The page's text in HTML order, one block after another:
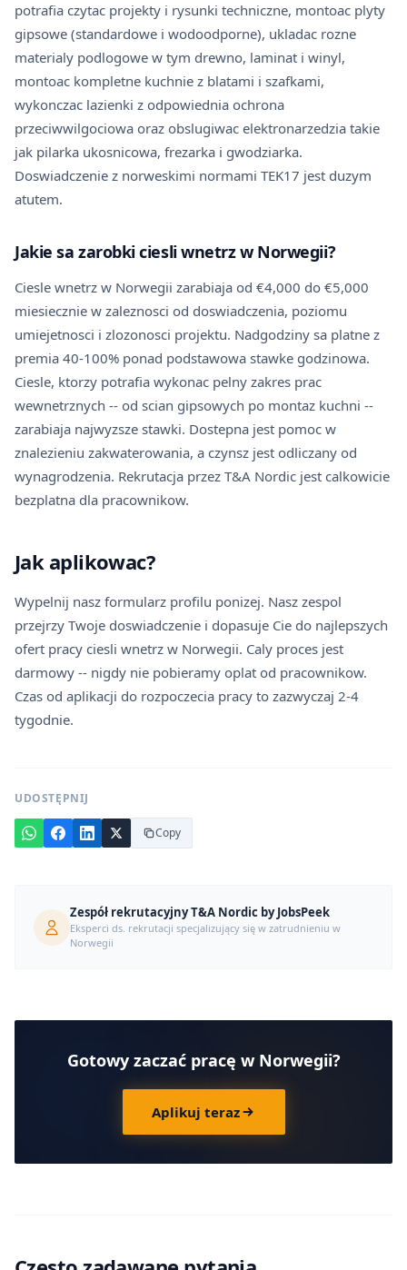
potrafia czytac projekty i rysunki techniczne, montoac plyty
gipsowe (standardowe i wodoodporne), ukladac rozne
materialy podlogowe w tym drewno, laminat i winyl,
montoac kompletne kuchnie z blatami i szafkami,
wykonczac lazienki z odpowiednia ochrona
przeciwwilgociowa oraz obslugiwac elektronarzedzia takie
jak pilarka ukosnicowa, frezarka i gwodziarka.
Doswiadczenie z norweskimi normami TEK17 jest duzym
atutem.
Jakie sa zarobki ciesli wnetrz w Norwegii?
Ciesle wnetrz w Norwegii zarabiaja od €4,000 do €5,000
miesiecznie w zaleznosci od doswiadczenia, poziomu
umiejetnosci i zlozonosci projektu. Nadgodziny sa platne z
premia 40-100% ponad podstawowa stawke godzinowa.
Ciesle, ktorzy potrafia wykonac pelny zakres prac
wewnetrznych -- od scian gipsowych po montaz kuchni --
zarabiaja najwyzsze stawki. Dostepna jest pomoc w
znalezieniu zakwaterowania, a czynsz jest odliczany od
wynagrodzenia. Rekrutacja przez T&A Nordic jest calkowicie
bezplatna dla pracownikow.
Jak aplikowac?
Wypelnij nasz formularz profilu ponizej. Nasz zespol
przejrzy Twoje doswiadczenie i dopasuje Cie do najlepszych
ofert pracy ciesli wnetrz w Norwegii. Caly proces jest
darmowy -- nigdy nie pobieramy oplat od pracownikow.
Czas od aplikacji do rozpoczecia pracy to zazwyczaj 2-4
tygodnie.
UDOSTĘPNIJ
Copy
Zespół rekrutacyjny T&A Nordic by JobsPeek
Eksperci ds. rekrutacji specjalizujący się w zatrudnieniu w
Norwegii
Gotowy zaczać pracę w Norwegii?
Aplikuj teraz